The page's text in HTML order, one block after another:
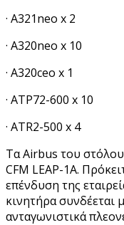
· Α321neo x 2
· A320neo x 10
· Α320ceo x 1
· ΑΤΡ72-600 x 10
· ATR2-500 x 4
Τα Airbus του
CFM LEAP-1A.
επένδυση της
κινητήρα συνδέεται
ανταγωνιστικά